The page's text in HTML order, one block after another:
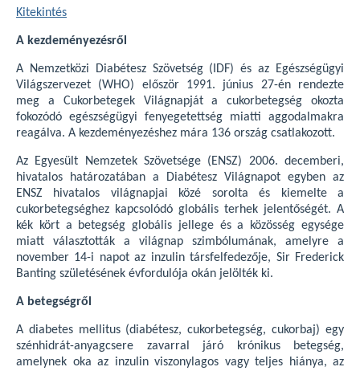
Kitekintés
A kezdeményezésről
A Nemzetközi Diabétesz Szövetség (IDF) és az Egészségügyi
Világszervezet (WHO) először 1991. június 27-én rendezte
meg a Cukorbetegek Világnapját a cukorbetegség okozta
fokozódó egészségügyi fenyegetettség miatti aggodalmakra
reagálva. A kezdeményezéshez mára 136 ország csatlakozott.
Az Egyesült Nemzetek Szövetsége (ENSZ) 2006. decemberi,
hivatalos határozatában a Diabétesz Világnapot egyben az
ENSZ hivatalos világnapjai közé sorolta és kiemelte a
cukorbetegséghez kapcsolódó globális terhek jelentőségét. A
kék kört a betegség globális jellege és a közösség egysége
miatt választották a világnap szimbólumának, amelyre a
november 14-i napot az inzulin társfelfedezője, Sir Frederick
Banting születésének évfordulója okán jelölték ki.
A betegségről
A diabetes mellitus (diabétesz, cukorbetegség, cukorbaj) egy
szénhidrát-anyagcsere zavarral járó krónikus betegség,
amelynek oka az inzulin viszonylagos vagy teljes hiánya, az